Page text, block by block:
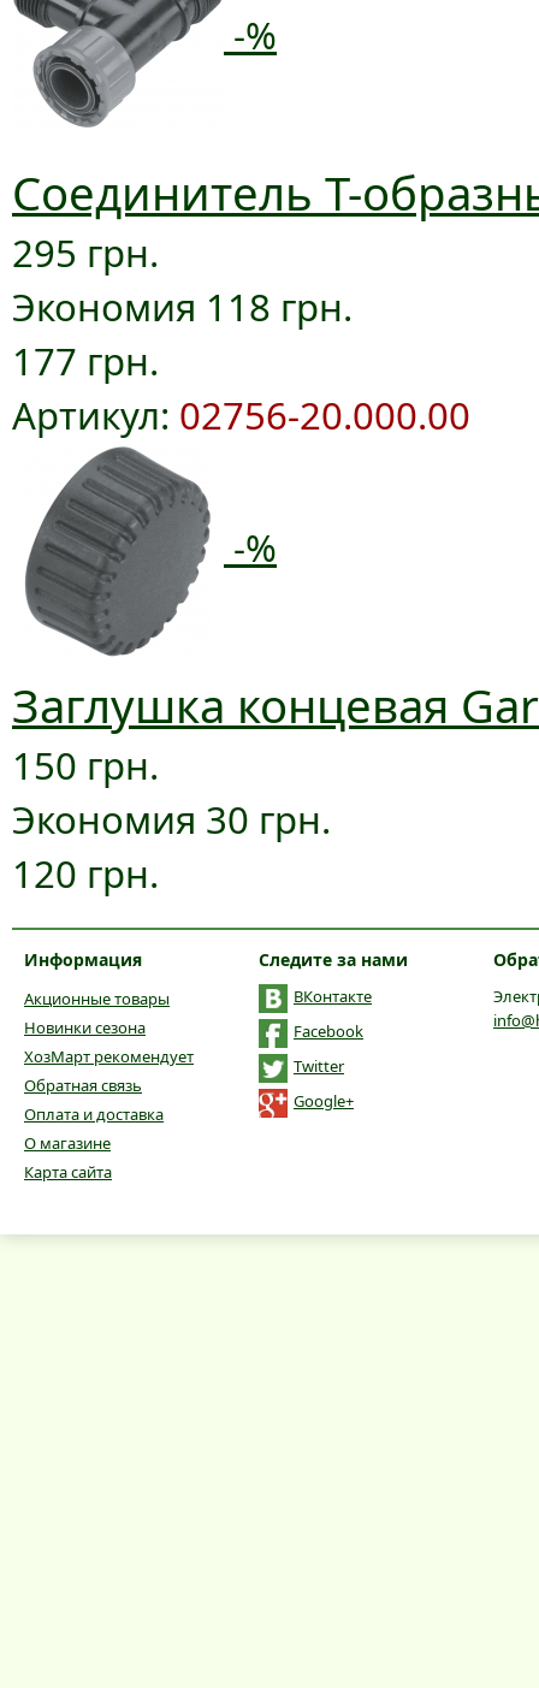
-%
Соединитель T-
295 грн.
Экономия 118 грн.
177 грн.
Артикул: 02756-20.000.00
-%
Заглушка концевая
150 грн.
Экономия 30 грн.
120 грн.
Информация
Акционные товары
Новинки сезона
ХозМарт рекомендует
Обратная связь
Оплата и доставка
О магазине
Карта сайта
Следите за нами
ВКонтакте
Facebook
Twitter
Google+